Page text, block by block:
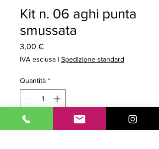
Kit n. 06 aghi punta
smussata
3,00 €Prezzo
IVA esclusa | Spedizione standard
Quantità *
Aggiungi al carrello